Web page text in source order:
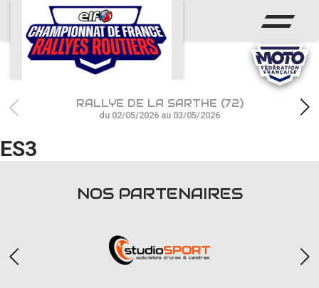
ACCUEIL
ACTUS
CALENDRIER
CHAMPIONNAT
RÉSULTATS
RALLYE DE LA SARTHE (72)
du 02/05/2026 au 03/05/2026
ES3
NOS PARTENAIRES